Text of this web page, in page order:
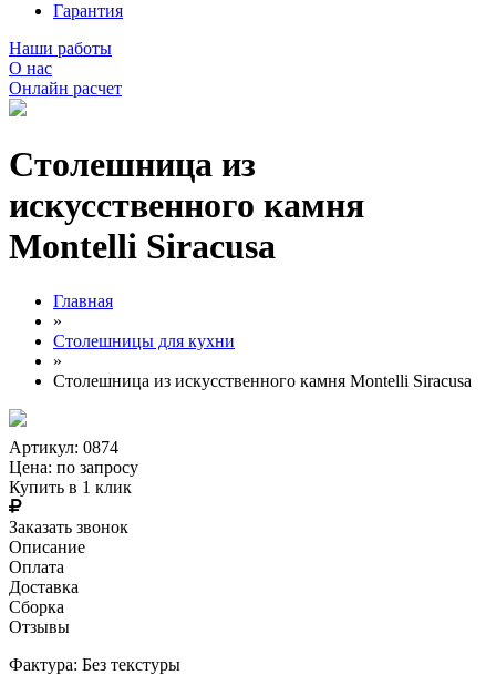
Гарантия
Наши работы
О нас
Онлайн расчет
Столешница из
искусственного камня
Montelli Siracusa
Главная
»
Столешницы для кухни
»
Столешница из искусственного камня Montelli Siracusa
Артикул: 0874
Цена: по запросу
Купить в 1 клик
Заказать звонок
Описание
Оплата
Доставка
Сборка
Отзывы
Фактура: Без текстуры